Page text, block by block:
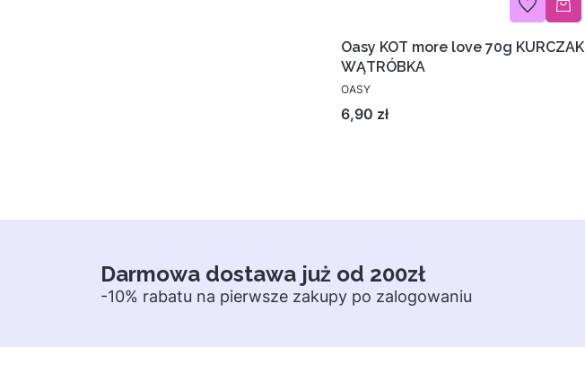
Oasy KOT more love 70g KURCZAK
WĄTRÓBKA
OASY
Cena
6,90 zł
Darmowa dostawa już od 200zł
-10% rabatu na pierwsze zakupy po zalogowaniu